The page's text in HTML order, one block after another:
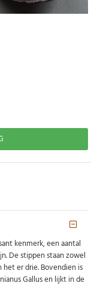
kenmerk, een aantal
De stippen staan zowel
het er drie. Bovendien is
Gallus en lijkt in de